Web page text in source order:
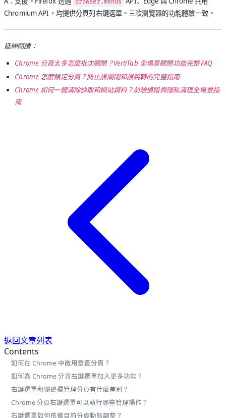
browser.menus
Chromium API，均提供分頁列右鍵選單。三款瀏覽器的功能體驗一致。
延伸閱讀：
Chrome 分頁太多怎麼批次關閉？VertiTab 全場景關閉功能完整 FAQ
Chrome 怎麼鎖定分頁？防止誤關閉和誤跳轉的完整指南
Chrome 如何一鍵清除快取和網站資料？前端偵錯與隱私清理全場景指
南
返回文章列表
Contents
如何在 Chrome 中啟用垂直分頁？
如何為 Chrome 分頁右鍵選單加入更多功能？
右鍵選單和側邊欄管理分頁有什麼差別？
Chrome 分頁右鍵選單可以執行哪些管理操作？
右鍵選單如何依據目前分頁動態調整？